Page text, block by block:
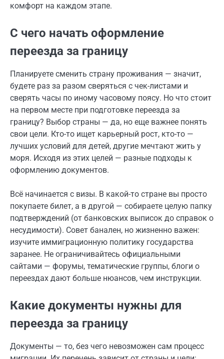
комфорт на каждом этапе.
С чего начать оформление
переезда за границу
Планируете сменить страну проживания — значит,
будете раз за разом сверяться с чек-листами и
сверять часы по иному часовому поясу. Но что стоит
на первом месте при подготовке переезда за
границу? Выбор страны — да, но еще важнее понять
свои цели. Кто-то ищет карьерный рост, кто-то —
лучших условий для детей, другие мечтают жить у
моря. Исходя из этих целей — разные подходы к
оформлению документов.
Всё начинается с визы. В какой-то стране вы просто
покупаете билет, а в другой — собираете целую папку
подтверждений (от банковских выписок до справок о
несудимости). Совет банален, но жизненно важен:
изучите иммиграционную политику государства
заранее. Не ограничивайтесь официальными
сайтами — форумы, тематические группы, блоги о
переездах дают больше нюансов, чем инструкции.
Какие документы нужны для
переезда за границу
Документы — то, без чего невозможен сам процесс